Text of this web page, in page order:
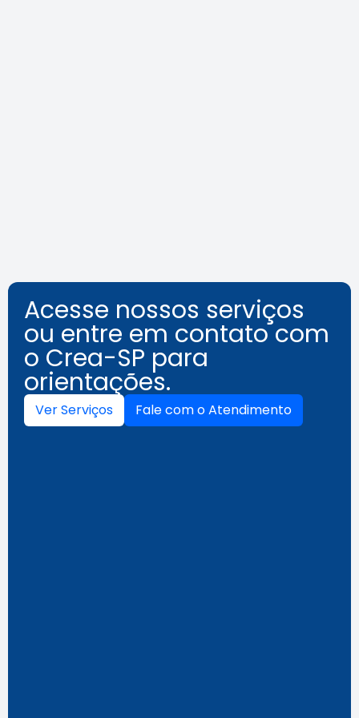
Acesse nossos serviços
ou entre em contato com
o Crea-SP para
orientações.
Ver Serviços Fale com o Atendimento